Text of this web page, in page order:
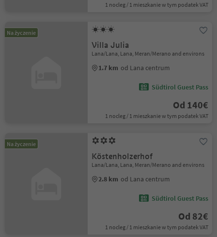
1 nocleg / 1 mieszkanie w tym podatek VAT
Na życzenie
Villa Julia
Lana/Lana, Lana, Meran/Merano and environs
1.7 km od Lana centrum
Südtirol Guest Pass
Od 140€
1 nocleg / 1 mieszkanie w tym podatek VAT
Na życzenie
Köstenholzerhof
Lana/Lana, Lana, Meran/Merano and environs
2.8 km od Lana centrum
Südtirol Guest Pass
Od 82€
1 nocleg / 1 mieszkanie w tym podatek VAT